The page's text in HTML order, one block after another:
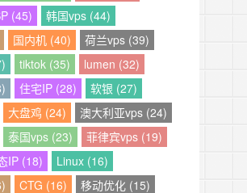
(45)
韩国vps (44)
国内机 (40)
荷兰vps (39)
tiktok (35)
lumen (32)
住宅IP (28)
软银 (27)
大盘鸡 (24)
澳大利亚vps (24)
泰国vps (23)
菲律宾vps (19)
IP (18)
Linux (16)
CTG (16)
移动优化 (15)